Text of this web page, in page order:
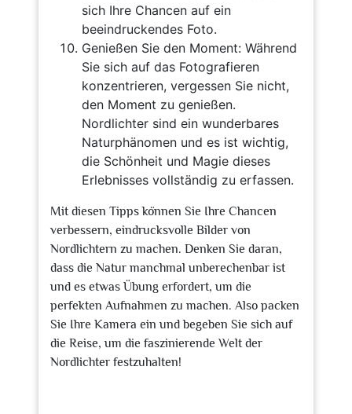
sich Ihre Chancen auf ein
beeindruckendes Foto.
Genießen Sie den Moment: Während
Sie sich auf das Fotografieren
konzentrieren, vergessen Sie nicht,
den Moment zu genießen.
Nordlichter sind ein wunderbares
Naturphänomen und es ist wichtig,
die Schönheit und Magie dieses
Erlebnisses vollständig zu erfassen.
Mit diesen Tipps können Sie Ihre Chancen
verbessern, eindrucksvolle Bilder von
Nordlichtern zu machen. Denken Sie daran,
dass die Natur manchmal unberechenbar ist
und es etwas Übung erfordert, um die
perfekten Aufnahmen zu machen. Also packen
Sie Ihre Kamera ein und begeben Sie sich auf
die Reise, um die faszinierende Welt der
Nordlichter festzuhalten!